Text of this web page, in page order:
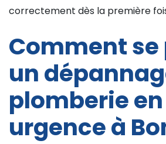
correctement dès la première
Comment se
un
plomberie en
urgence à